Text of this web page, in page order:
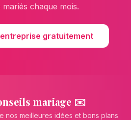
mariés chaque mois.
gratuitement
mariage ✉️
nos meilleures idées et bons plans